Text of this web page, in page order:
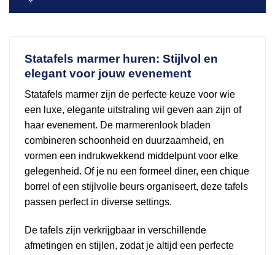
Statafels marmer huren: Stijlvol en
elegant voor jouw evenement
Statafels marmer zijn de perfecte keuze voor wie
een luxe, elegante uitstraling wil geven aan zijn of
haar evenement. De marmerenlook bladen
combineren schoonheid en duurzaamheid, en
vormen een indrukwekkend middelpunt voor elke
gelegenheid. Of je nu een formeel diner, een chique
borrel of een stijlvolle beurs organiseert, deze tafels
passen perfect in diverse settings.
De tafels zijn verkrijgbaar in verschillende
afmetingen en stijlen, zodat je altijd een perfecte